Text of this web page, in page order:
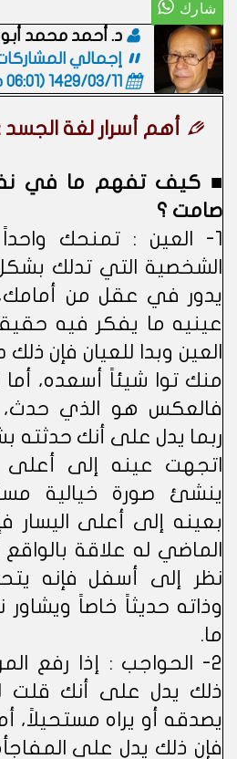
د. أحمد محمد
إجمالي المشاركات :
1429/03/11 (06:01 صباحاً)
أهم أسرار لغة
■ كيف تفهم ما في
صامت ؟
1- العين : تمنحك
الشخصية التي تدلك
يدور في عقل من
عينيه ما يفكر فيه
العين وبدا للعيان فإن
منك توا شيئاً أسعده، أما
فالعكس هو الذي حدث،
ربما يدل على أنك حدثته
اتجهت عينه إلى أعلى
ينشئ صورة خيالية
بعينه إلى أعلى اليسار
الماضي له علاقة
نظر إلى أسفل فإنه
وذاته حديثاً خاصاً
ما.
2- الحواجب : إذا رفع
ذلك يدل على أنك قلت
يصدقه أو يراه مستحيلاً،
فإن ذلك يدل على